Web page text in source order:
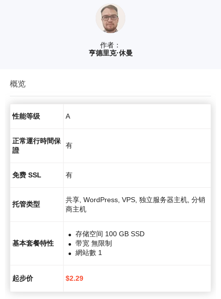
作者：
亨德里克·休曼
概览
性能等级 A
正常運行時間保
證
有
免费 SSL 有
托管类型
共享, WordPress, VPS, 独立服务器主机, 分销
商主机
基本套餐特性
存储空间 100 GB SSD
带宽 無限制
網站數 1
起步价 $2.29